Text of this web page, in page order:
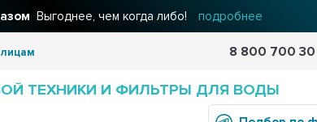
Выгоднее, чем когда либо! подробнее
8 800 700 30
ТЕХНИКИ И ФИЛЬТРЫ ДЛЯ ВОДЫ